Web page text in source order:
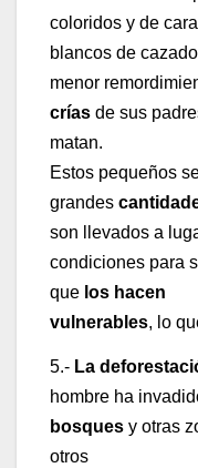
coloridos y de
blancos de
menor
crías de sus
matan.
Estos pequeños
grandes
son llevados a
condiciones para
que los hacen
vulnerables, lo
5.- La
hombre ha
bosques y otras
otros